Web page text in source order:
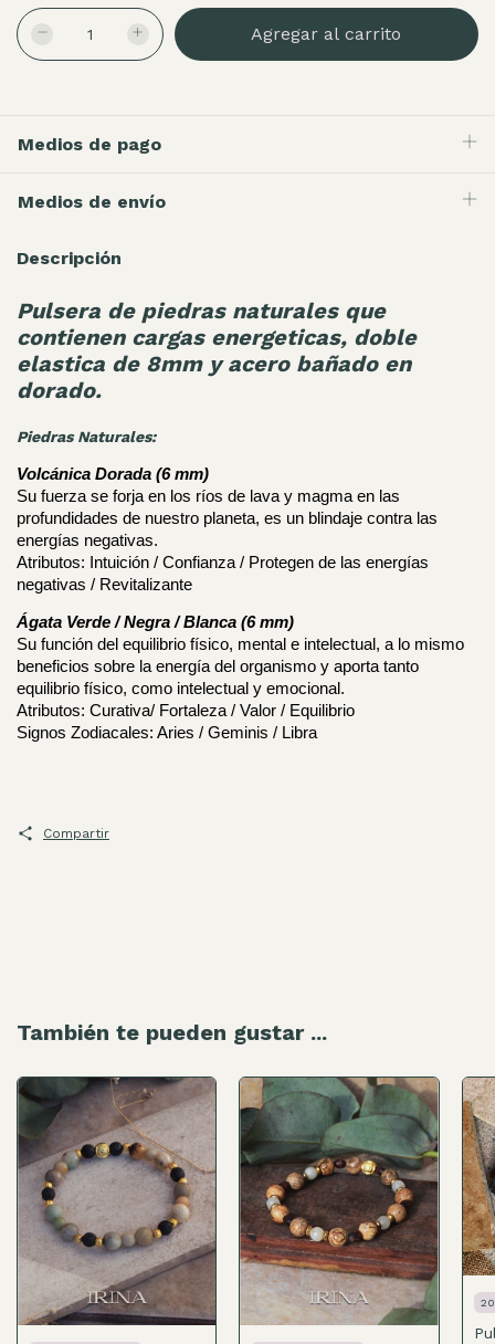
Medios de pago
Medios de envío
Descripción
Pulsera de piedras naturales que
contienen cargas energeticas, doble
elastica de 8mm y acero bañado en
dorado.
Piedras Naturales:
Volcánica Dorada (6 mm)
Su fuerza se forja en los ríos de lava y magma en las
profundidades de nuestro planeta, es un blindaje contra las
energías negativas.
Atributos: Intuición / Confianza / Protegen de las energías
negativas / Revitalizante
Ágata Verde / Negra / Blanca (6 mm)
Su función del equilibrio físico, mental e intelectual, a lo mismo
beneficios sobre la energía del organismo y aporta tanto
equilibrio físico, como intelectual y emocional.
Atributos: Curativa/ Fortaleza / Valor / Equilibrio
Signos Zodiacales: Aries / Geminis / Libra
Compartir
También te pueden gustar ...